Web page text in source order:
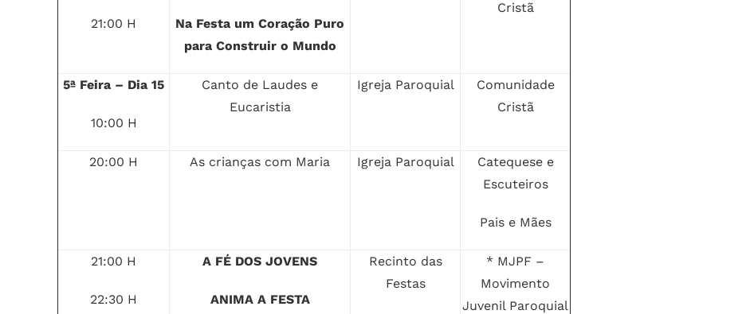
21:00 H
Na Festa um Coração Puro
para Construir o Mundo
Cristã
5ª Feira – Dia 15
10:00 H
Canto de Laudes e
Eucaristia
Igreja Paroquial
Comunidade
Cristã
20:00 H As crianças com Maria Igreja Paroquial
Catequese e
Escuteiros
Pais e Mães
21:00 H
22:30 H
A FÉ DOS JOVENS
ANIMA A FESTA
Recinto das
Festas
* MJPF –
Movimento
Juvenil Paroquial